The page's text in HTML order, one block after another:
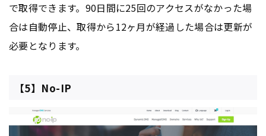
で取得できます。90日間に25回のアクセスがなかった場
合は自動停止、取得から12ヶ月が経過した場合は更新が
必要となります。
【5】No-IP